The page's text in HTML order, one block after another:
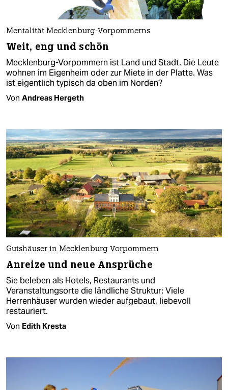
Mentalität Mecklenburg-Vorpommerns
Weit, eng und schön
Mecklenburg-Vorpommern ist Land und Stadt. Die Leute
wohnen im Eigenheim oder zur Miete in der Platte. Was
ist eigentlich typisch da oben im Norden?
Von Andreas Hergeth
Gutshäuser in Mecklenburg Vorpommern
Anreize und neue Ansprüche
Sie beleben als Hotels, Restaurants und
Veranstaltungsorte die ländliche Struktur: Viele
Herrenhäuser wurden wieder aufgebaut, liebevoll
restauriert.
Von Edith Kresta